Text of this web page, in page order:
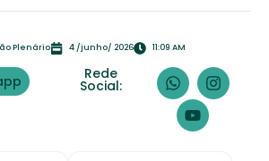
Plenário 4 /junho/ 2026 11:09 AM
Rede
Social: